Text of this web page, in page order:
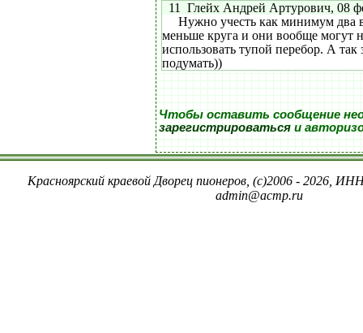
11 Глейх Андрей Артурович, 08
Нужно учесть как минимум два
меньше круга и они вообще могут
использовать тупой перебор. А так
подумать))
Чтобы оставить сообщение
зарегистрироватьсяи
Красноярский краевой Дворец пионеров, (c)2006 - 2026,
admin@acmp.ru